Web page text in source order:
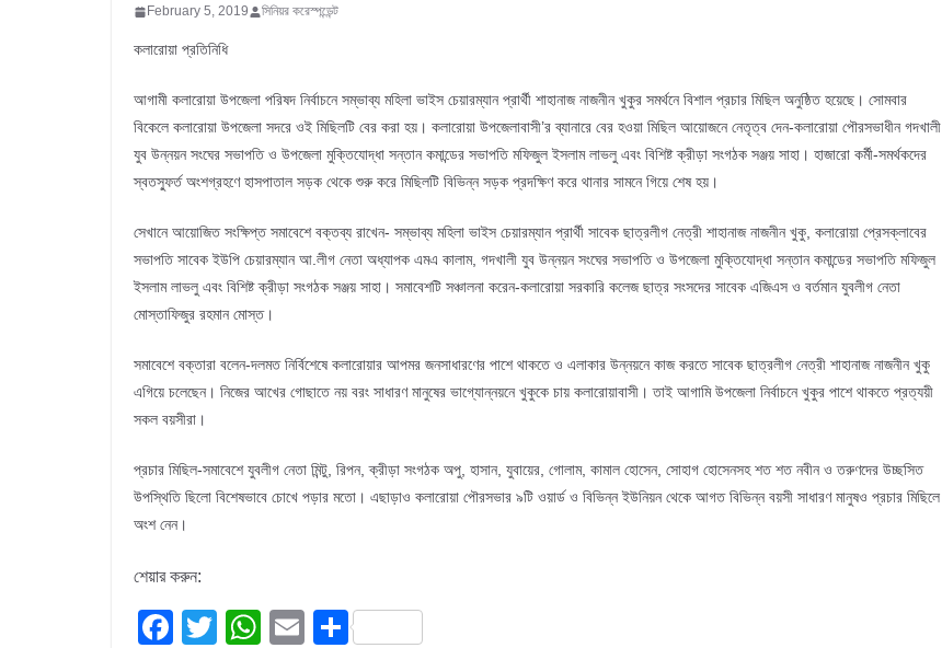
February 5, 2019 সিনিয়র করেস্পন্ডেন্ট
কলারোয়া প্রতিনিধি
আগামী কলারোয়া উপজেলা পরিষদ নির্বাচনে সম্ভাব্য মহিলা ভাইস চেয়ারম্যান প্রার্থী শাহানাজ নাজনীন খুকুর সমর্থনে বিশাল প্রচার মিছিল অনুষ্ঠিত হয়েছে। সোমবার
বিকেলে কলারোয়া উপজেলা সদরে ওই মিছিলটি বের করা হয়। কলারোয়া উপজেলাবাসী’র ব্যানারে বের হওয়া মিছিল আয়োজনে নেতৃত্ব দেন-কলারোয়া পৌরসভাধীন গদখালী
যুব উন্নয়ন সংঘের সভাপতি ও উপজেলা মুক্তিযোদ্ধা সন্তান কমান্ডের সভাপতি মফিজুল ইসলাম লাভলু এবং বিশিষ্ট ক্রীড়া সংগঠক সঞ্জয় সাহা। হাজারো কর্মী-সমর্থকদের
স্বতস্ফুর্ত অংশগ্রহণে হাসপাতাল সড়ক থেকে শুরু করে মিছিলটি বিভিন্ন সড়ক প্রদক্ষিণ করে থানার সামনে গিয়ে শেষ হয়।
সেখানে আয়োজিত সংক্ষিপ্ত সমাবেশে বক্তব্য রাখেন- সম্ভাব্য মহিলা ভাইস চেয়ারম্যান প্রার্থী সাবেক ছাত্রলীগ নেত্রী শাহানাজ নাজনীন খুকু, কলারোয়া প্রেসক্লাবের
সভাপতি সাবেক ইউপি চেয়ারম্যান আ.লীগ নেতা অধ্যাপক এমএ কালাম, গদখালী যুব উন্নয়ন সংঘের সভাপতি ও উপজেলা মুক্তিযোদ্ধা সন্তান কমান্ডের সভাপতি মফিজুল
ইসলাম লাভলু এবং বিশিষ্ট ক্রীড়া সংগঠক সঞ্জয় সাহা। সমাবেশটি সঞ্চালনা করেন-কলারোয়া সরকারি কলেজ ছাত্র সংসদের সাবেক এজিএস ও বর্তমান যুবলীগ নেতা
মোস্তাফিজুর রহমান মোস্ত।
সমাবেশে বক্তারা বলেন-দলমত নির্বিশেষে কলারোয়ার আপমর জনসাধারণের পাশে থাকতে ও এলাকার উন্নয়নে কাজ করতে সাবেক ছাত্রলীগ নেত্রী শাহানাজ নাজনীন খুকু
এগিয়ে চলেছেন। নিজের আখের গোছাতে নয় বরং সাধারণ মানুষের ভাগ্যোন্নয়নে খুকুকে চায় কলারোয়াবাসী। তাই আগামি উপজেলা নির্বাচনে খুকুর পাশে থাকতে প্রত্যয়ী
সকল বয়সীরা।
প্রচার মিছিল-সমাবেশে যুবলীগ নেতা মিন্টু, রিপন, ক্রীড়া সংগঠক অপু, হাসান, যুবায়ের, গোলাম, কামাল হোসেন, সোহাগ হোসেনসহ শত শত নবীন ও তরুণদের উচ্ছসিত
উপস্থিতি ছিলো বিশেষভাবে চোখে পড়ার মতো। এছাড়াও কলারোয়া পৌরসভার ৯টি ওয়ার্ড ও বিভিন্ন ইউনিয়ন থেকে আগত বিভিন্ন বয়সী সাধারণ মানুষও প্রচার মিছিলে
অংশ নেন।
শেয়ার করুন:
F
T
W
E S